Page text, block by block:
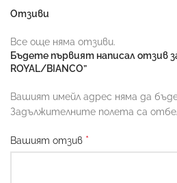
Отзиви
Все още няма отзиви.
Бъдете първият написал отзив за
ROYAL/BIANCO”
Вашият имейл адрес няма да бъде
Задължителните полета са
Вашият отзив *